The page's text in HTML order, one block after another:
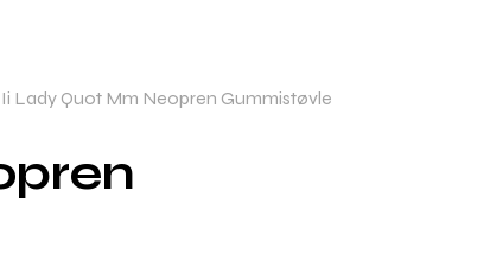
Lady Quot Mm Neopren Gummistøvle